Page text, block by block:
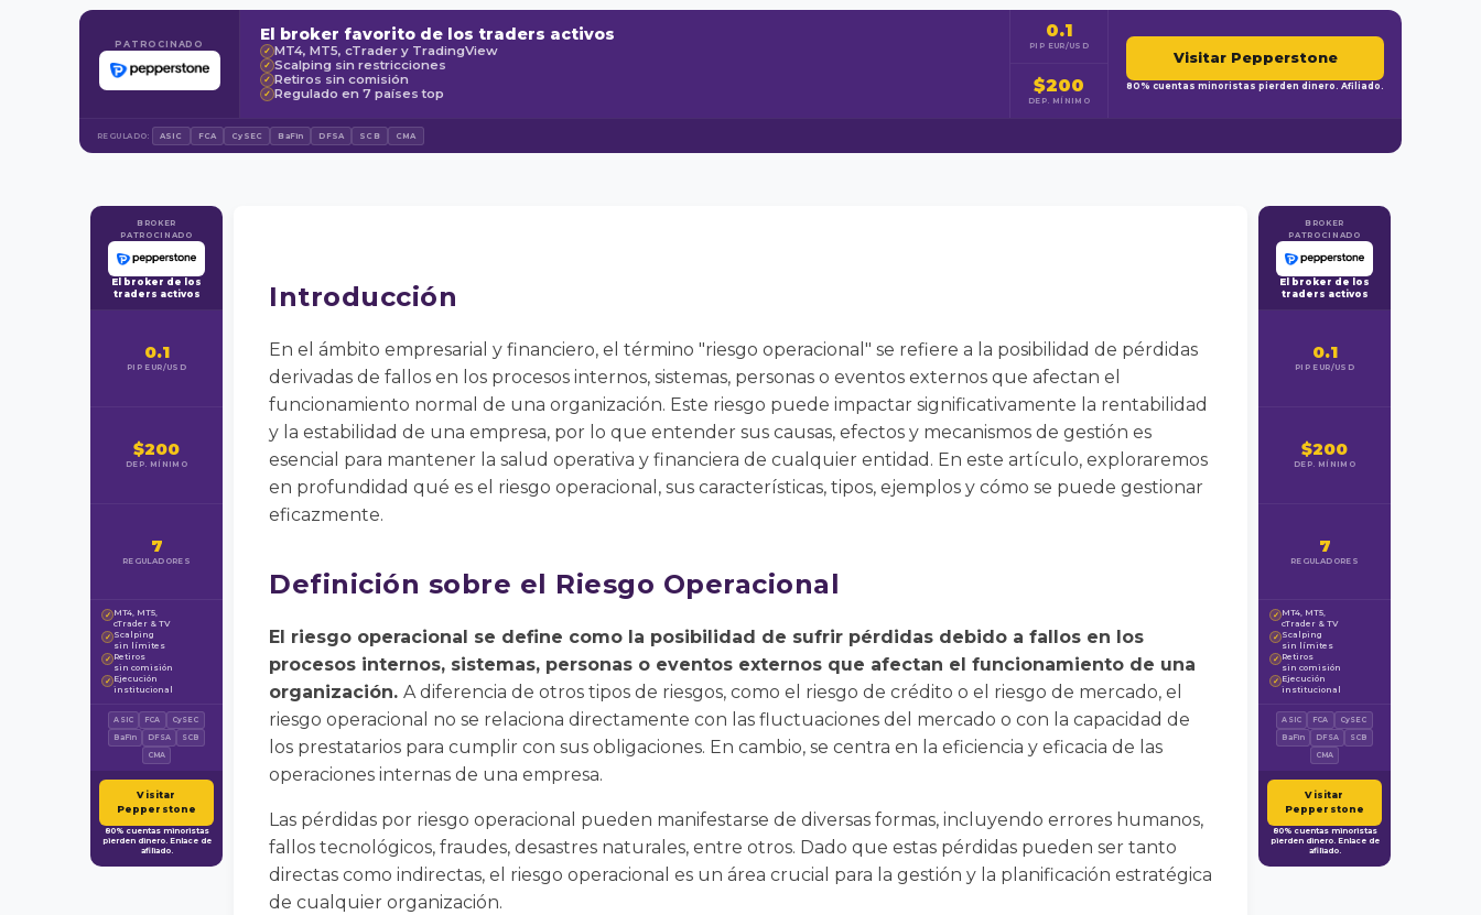
PATROCINADO El broker favorito de los traders activos
✓ MT4, MT5, cTrader y TradingView
✓ Scalping sin restricciones
✓ Retiros sin comisión
✓ Regulado en 7 países top
0.1
PIP EUR/USD
$200
DEP. MÍNIMO
Visitar Pepperstone
80% cuentas minoristas pierden dinero. Afiliado.
REGULADO: ASIC FCA CySEC BaFin DFSA SCB CMA
BROKER
PATROCINADO
El broker de los
traders activos
0.1
PIP EUR/USD
$200
DEP. MÍNIMO
7
REGULADORES
✓ MT4, MT5,
cTrader & TV
✓ Scalping
sin límites
✓ Retiros
sin comisión
✓ Ejecución
institucional
ASIC FCA
CySEC
BaFin
DFSA
SCB
CMA
Visitar
Pepperstone
80% cuentas minoristas
pierden dinero. Enlace de
afiliado.
Introducción
En el ámbito empresarial y financiero, el término "riesgo operacional" se refiere a la posibilidad de pérdidas
derivadas de fallos en los procesos internos, sistemas, personas o eventos externos que afectan el
funcionamiento normal de una organización. Este riesgo puede impactar significativamente la rentabilidad
y la estabilidad de una empresa, por lo que entender sus causas, efectos y mecanismos de gestión es
esencial para mantener la salud operativa y financiera de cualquier entidad. En este artículo, exploraremos
en profundidad qué es el riesgo operacional, sus características, tipos, ejemplos y cómo se puede gestionar
eficazmente.
Definición sobre el Riesgo Operacional
El riesgo operacional se define como la posibilidad de sufrir pérdidas debido a fallos en los
procesos internos, sistemas, personas o eventos externos que afectan el funcionamiento de una
organización. A diferencia de otros tipos de riesgos, como el riesgo de crédito o el riesgo de mercado, el
riesgo operacional no se relaciona directamente con las fluctuaciones del mercado o con la capacidad de
los prestatarios para cumplir con sus obligaciones. En cambio, se centra en la eficiencia y eficacia de las
operaciones internas de una empresa.
Las pérdidas por riesgo operacional pueden manifestarse de diversas formas, incluyendo errores humanos,
fallos tecnológicos, fraudes, desastres naturales, entre otros. Dado que estas pérdidas pueden ser tanto
directas como indirectas, el riesgo operacional es un área crucial para la gestión y la planificación estratégica
de cualquier organización.
BROKER
PATROCINADO
El broker de los
traders activos
0.1
PIP EUR/USD
$200
DEP. MÍNIMO
7
REGULADORES
✓ MT4, MT5,
cTrader & TV
✓ Scalping
sin límites
✓ Retiros
sin comisión
✓ Ejecución
institucional
ASIC FCA
CySEC
BaFin
DFSA
SCB
CMA
Visitar
Pepperstone
80% cuentas minoristas
pierden dinero. Enlace de
afiliado.